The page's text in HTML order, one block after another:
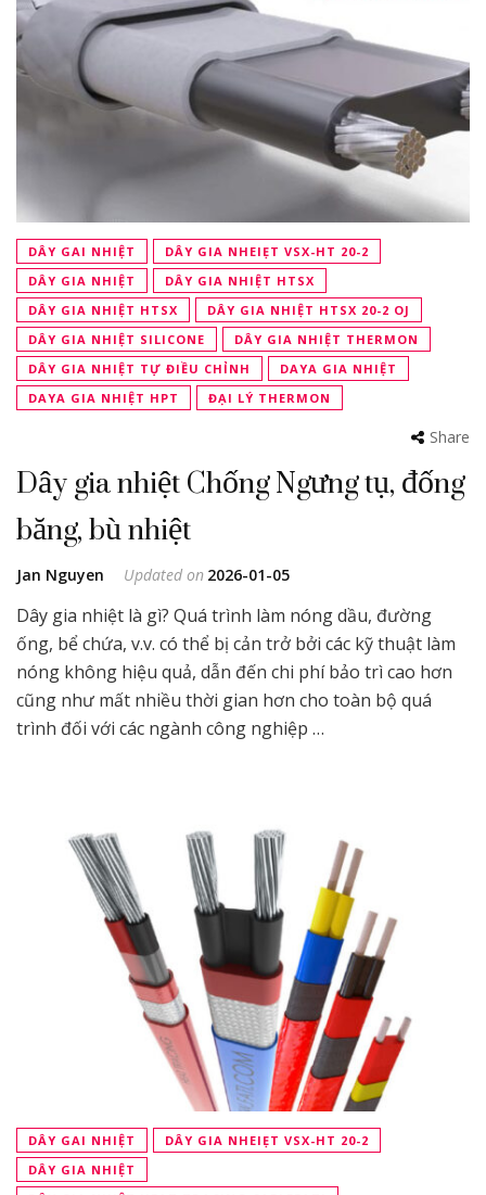
DÂY GAI NHIỆT
DÂY GIA NHEIẸT VSX-HT 20-2
DÂY GIA NHIỆT
DÂY GIA NHIỆT HTSX
DÂY GIA NHIỆT HTSX
DÂY GIA NHIỆT HTSX 20-2 OJ
DÂY GIA NHIỆT SILICONE
DÂY GIA NHIỆT THERMON
DÂY GIA NHIỆT TỰ ĐIỀU CHỈNH
DAYA GIA NHIỆT
DAYA GIA NHIỆT HPT
ĐẠI LÝ THERMON
Share
Dây gia nhiệt Chống Ngưng tụ, đống
băng, bù nhiệt
Jan Nguyen Updated on 2026-01-05
Dây gia nhiệt là gì? Quá trình làm nóng dầu, đường
ống, bể chứa, v.v. có thể bị cản trở bởi các kỹ thuật làm
nóng không hiệu quả, dẫn đến chi phí bảo trì cao hơn
cũng như mất nhiều thời gian hơn cho toàn bộ quá
trình đối với các ngành công nghiệp …
DÂY GAI NHIỆT
DÂY GIA NHEIẸT VSX-HT 20-2
DÂY GIA NHIỆT